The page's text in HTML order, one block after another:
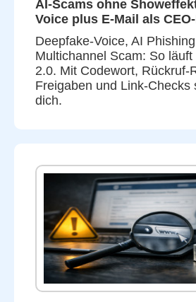
AI-Scams ohne
Voice plus E-Mail als
Deepfake-Voice, AI
Multichannel Scam: So läuft
2.0. Mit Codewort, Rückruf-
Freigaben und Link-Checks
dich.